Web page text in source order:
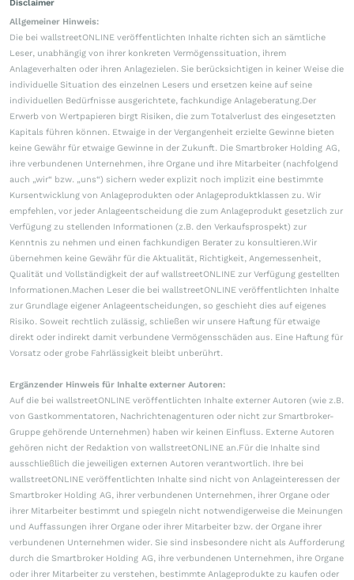
Disclaimer
Allgemeiner Hinweis:
Die bei wallstreetONLINE veröffentlichten Inhalte richten sich an sämtliche
Leser, unabhängig von ihrer konkreten Vermögenssituation, ihrem
Anlageverhalten oder ihren Anlagezielen. Sie berücksichtigen in keiner Weise die
individuelle Situation des einzelnen Lesers und ersetzen keine auf seine
individuellen Bedürfnisse ausgerichtete, fachkundige Anlageberatung.Der
Erwerb von Wertpapieren birgt Risiken, die zum Totalverlust des eingesetzten
Kapitals führen können. Etwaige in der Vergangenheit erzielte Gewinne bieten
keine Gewähr für etwaige Gewinne in der Zukunft. Die Smartbroker Holding AG,
ihre verbundenen Unternehmen, ihre Organe und ihre Mitarbeiter (nachfolgend
auch „wir“ bzw. „uns“) sichern weder explizit noch implizit eine bestimmte
Kursentwicklung von Anlageprodukten oder Anlageproduktklassen zu. Wir
empfehlen, vor jeder Anlageentscheidung die zum Anlageprodukt gesetzlich zur
Verfügung zu stellenden Informationen (z.B. den Verkaufsprospekt) zur
Kenntnis zu nehmen und einen fachkundigen Berater zu konsultieren.Wir
übernehmen keine Gewähr für die Aktualität, Richtigkeit, Angemessenheit,
Qualität und Vollständigkeit der auf wallstreetONLINE zur Verfügung gestellten
Informationen.Machen Leser die bei wallstreetONLINE veröffentlichten Inhalte
zur Grundlage eigener Anlageentscheidungen, so geschieht dies auf eigenes
Risiko. Soweit rechtlich zulässig, schließen wir unsere Haftung für etwaige
direkt oder indirekt damit verbundene Vermögensschäden aus. Eine Haftung für
Vorsatz oder grobe Fahrlässigkeit bleibt unberührt.
Ergänzender Hinweis für Inhalte externer Autoren:
Auf die bei wallstreetONLINE veröffentlichten Inhalte externer Autoren (wie z.B.
von Gastkommentatoren, Nachrichtenagenturen oder nicht zur Smartbroker-
Gruppe gehörende Unternehmen) haben wir keinen Einfluss. Externe Autoren
gehören nicht der Redaktion von wallstreetONLINE an.Für die Inhalte sind
ausschließlich die jeweiligen externen Autoren verantwortlich. Ihre bei
wallstreetONLINE veröffentlichten Inhalte sind nicht von Anlageinteressen der
Smartbroker Holding AG, ihrer verbundenen Unternehmen, ihrer Organe oder
ihrer Mitarbeiter bestimmt und spiegeln nicht notwendigerweise die Meinungen
und Auffassungen ihrer Organe oder ihrer Mitarbeiter bzw. der Organe ihrer
verbundenen Unternehmen wider. Sie sind insbesondere nicht als Aufforderung
durch die Smartbroker Holding AG, ihre verbundenen Unternehmen, ihre Organe
oder ihrer Mitarbeiter zu verstehen, bestimmte Anlageprodukte zu kaufen oder